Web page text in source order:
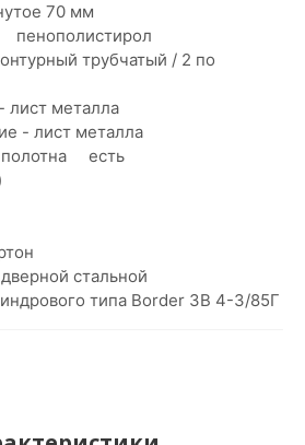
70 мм
пенополистирол
трубчатый / 2 по
лист металла
- лист металла
полотна есть
стальной
типа Border ЗВ 4-3/85Г